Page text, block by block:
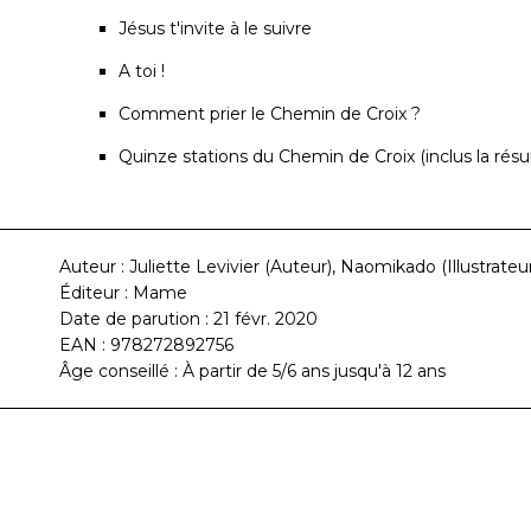
Jésus t'invite à le suivre
A toi !
Comment prier le Chemin de Croix ?
Quinze stations du Chemin de Croix (inclus la
Auteur : Juliette Levivier (Auteur), Naomikado
Éditeur : Mame
Date de parution : 21 févr. 2020
EAN : 978272892756
Âge conseillé : À partir de 5/6 ans jusqu'à 12 ans